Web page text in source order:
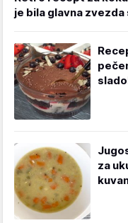
je bila glavna
za